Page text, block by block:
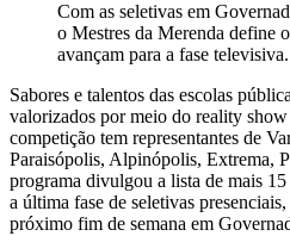
Com as seletivas em
o Mestres da Merenda define
avançam para a fase televisiva.
Sabores e talentos das escolas
valorizados por meio do reality
competição tem representantes de
Paraisópolis, Alpinópolis, Extrema,
programa divulgou a lista de mais
a última fase de seletivas
próximo fim de semana em